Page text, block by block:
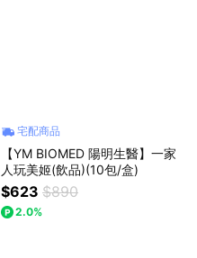
宅配商品
【YM BIOMED 陽明生醫】一家
人玩美姬(飲品)(10包/盒)
$623 $890
2.0%